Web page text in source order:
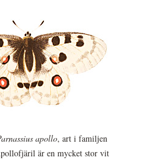
apollo, art i familjen
är en mycket stor vit